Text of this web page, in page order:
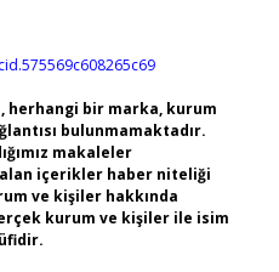
herhangi bir marka, kurum
bulunmamaktadır.
makaleler
içerikler haber niteliği
ve kişiler hakkında
kurum ve kişiler ile isim